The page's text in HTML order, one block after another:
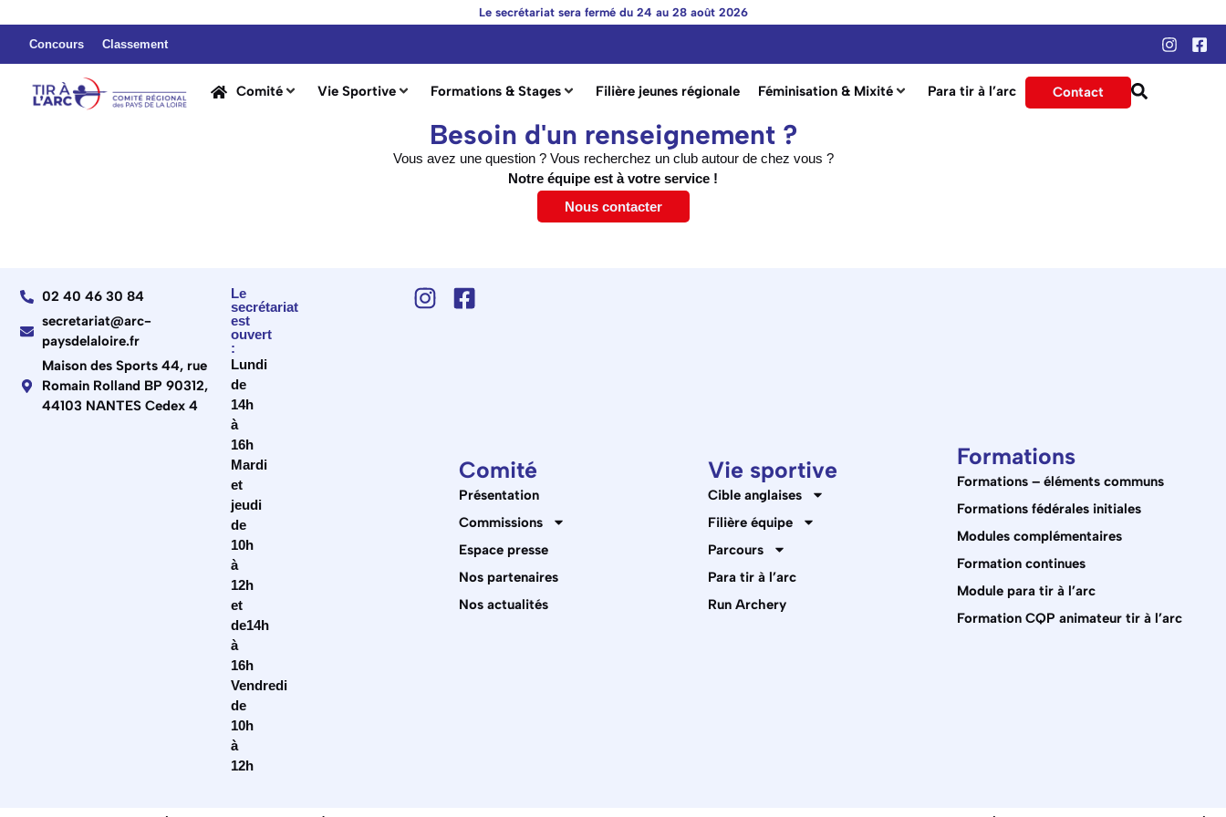
Le secrétariat sera fermé du 24 au 28 août 2026
Concours Classement
Comité Vie Sportive Formations & Stages Filière jeunes régionale Féminisation & Mixité Para tir à l’arc Contact
Besoin d'un renseignement ?
Vous avez une question ? Vous recherchez un club autour de chez vous ?
Notre équipe est à votre service !
Nous contacter
02 40 46 30 84
secretariat@arc-
paysdelaloire.fr
Maison des Sports 44, rue
Romain Rolland BP 90312,
44103 NANTES Cedex 4
Le
secrétariat
est
ouvert
:
Lundi
de
14h
à
16h
Mardi
et
jeudi
de
10h
à
12h
et
de14h
à
16h
Vendredi
de
10h
à
12h
Comité
Présentation
Commissions
Espace presse
Nos partenaires
Nos actualités
Vie sportive
Cible anglaises
Filière équipe
Parcours
Para tir à l’arc
Run Archery
Formations
Formations – éléments communs
Formations fédérales initiales
Modules complémentaires
Formation continues
Module para tir à l’arc
Formation CQP animateur tir à l’arc